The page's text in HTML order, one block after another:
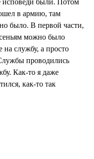
в армию, там
было. В первой части,
можно было
на службу, а просто
проводились
Как-то я даже
как-то так